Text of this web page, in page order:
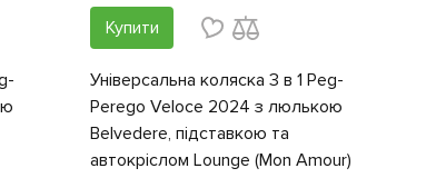
Купити
Універсальна коляска 3 в 1 Peg-
Perego Veloce 2024 з люлькою
Belvedere, підставкою та
автокріслом Lounge (Mon Amour)